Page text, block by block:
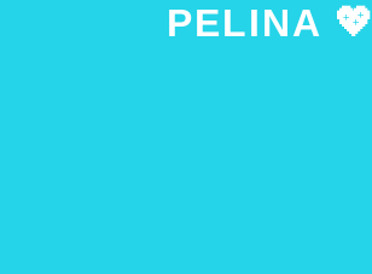
PELINA 💖